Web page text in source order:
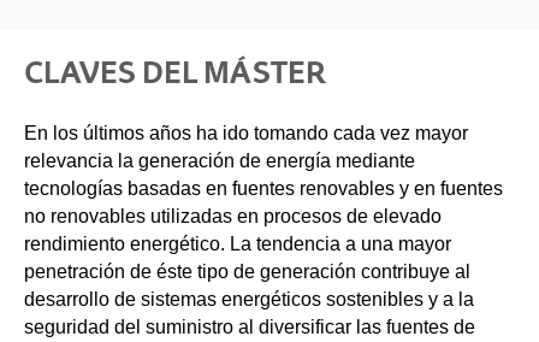
CLAVES DEL MÁSTER
En los últimos años ha ido tomando cada vez mayor
relevancia la generación de energía mediante
tecnologías basadas en fuentes renovables y en fuentes
no renovables utilizadas en procesos de elevado
rendimiento energético. La tendencia a una mayor
penetración de éste tipo de generación contribuye al
desarrollo de sistemas energéticos sostenibles y a la
seguridad del suministro al diversificar las fuentes de